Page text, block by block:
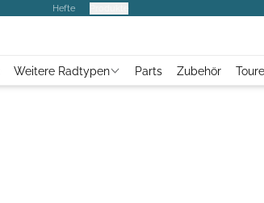
Hefte
Weitere Radtypen Parts Zubehör